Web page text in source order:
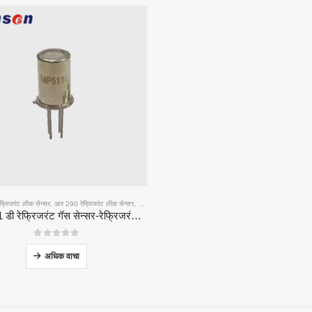
लीक सेन्सर, आर 290 रेफ्रिजरंट लीक सेन्सर,
एमपी 511 डी रेफ्रिजरंट गॅस सेन्सर-रेफ्रिजरंट लीक शोधण्यासाठी सेमीकंडक्टर-आधारित सेन्सर
05 पैकी
अधिक वाचा